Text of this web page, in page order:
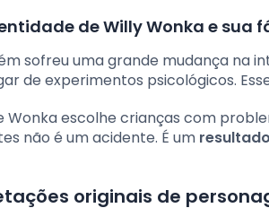
de Willy Wonka e sua
sofreu uma grande mudança na
de experimentos psicológicos.
Wonka escolhe crianças com
não é um acidente. É um
originais de